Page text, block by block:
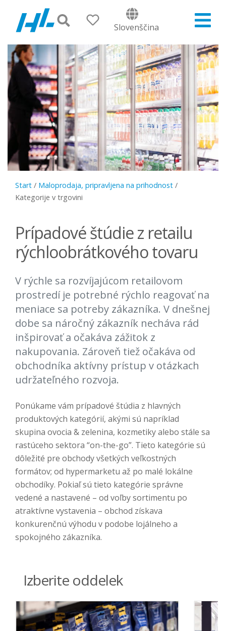
Slovenščina
Start / Maloprodaja, pripravljena na prihodnost /
Kategorije v trgovini
Prípadové štúdie z retailu
rýchloobrátkového tovaru
V rýchle sa rozvíjajúcom retailovom
prostredí je potrebné rýchlo reagovať na
meniace sa potreby zákazníka. V dnešnej
dobe sa náročný zákazník necháva rád
inšpirovať a očakáva zážitok z
nakupovania. Zároveň tiež očakáva od
obchodníka aktívny prístup v otázkach
udržateľného rozvoja.
Ponúkame vám prípadové štúdia z hlavných
produktových kategórií, akými sú napríklad
skupina ovocia & zelenina, kozmetiky alebo stále sa
rastúceho sektora “on-the-go”. Tieto kategórie sú
dôležité pre obchody všetkých veľkostných
formátov; od hypermarketu až po malé lokálne
obchodíky. Pokiaľ sú tieto kategórie správne
vedené a nastavené – od voľby sortimentu po
atraktívne vystavenia – obchod získava
konkurenčnú výhodu v podobe lojálneho a
spokojného zákazníka.
Izberite oddelek